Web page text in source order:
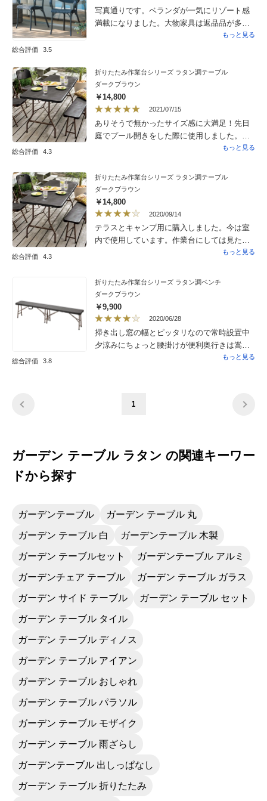
総合評価 3.5
写真通りです。ベランダが一気にリゾート感
満載になりました。大物家具は返品品が多
く、梱包がぞんざいだったり、これが返品理
句なしです。重さも想像通り簡単に持ち上げ
られるしスタッキングも簡単。そこそこの重
量感でガタつきもないし。なんと言っても座
り心地がいいです。背もたれが背中に寄り添
うようになっていてクッションいらずです。
今後色褪せていくでしょうが、それも味とし
て見れる高級感があるので楽しみです。今回
もっと見る
総合評価 4.3
折りたたみ作業台シリーズ ラタン調テーブル
ダークブラウン
￥14,800
2021/07/15
ありそうで無かったサイズ感に大満足！先日
庭でプール開きをした際に使用しました。お
昼に流し素麺をしたり、五人で使用しました
イズ感も使いやすいです。今まで、アルミ製
のアウトドアテーブルを使用していました
が、手狭で、二個並べて使っていましたが、
ぐらついて不安定でしたので、こちらを購
入。正解でした！次は庭でバーベキューをや
る予定です！これからかなり重宝しそうで
もっと見る
総合評価 4.3
折りたたみ作業台シリーズ ラタン調テーブル
ダークブラウン
￥14,800
2020/09/14
テラスとキャンプ用に購入しました。今は室
内で使用しています。作業台にしては見た目
も良く、値段も手ごろだと思います。大きく
面に凹凸があり倒れやすい物を乗せる時は注
意です。
もっと見る
総合評価 3.8
折りたたみ作業台シリーズ ラタン調ベンチ
ダークブラウン
￥9,900
2020/06/28
掃き出し窓の幅とピッタリなので常時設置中
夕涼みにちょっと腰掛けが便利奥行きは嵩張
らないし簡単に撤去収納が良い色がグレー、
もっと見る
1
ガーデン テーブル ラタン の関連キーワー
ドから探す
ガーデンテーブル ガーデン テーブル 丸
ガーデン テーブル 白 ガーデンテーブル 木製
ガーデン テーブルセット ガーデンテーブル アルミ
ガーデンチェア テーブル ガーデン テーブル ガラス
ガーデン サイド テーブル ガーデン テーブル セット
ガーデン テーブル タイル
ガーデン テーブル ディノス
ガーデン テーブル アイアン
ガーデン テーブル おしゃれ
ガーデン テーブル パラソル
ガーデン テーブル モザイク
ガーデン テーブル 雨ざらし
ガーデンテーブル 出しっぱなし
ガーデン テーブル 折りたたみ